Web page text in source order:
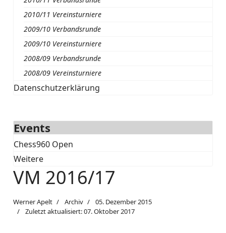
2010/11 Vereinsturniere
2009/10 Verbandsrunde
2009/10 Vereinsturniere
2008/09 Verbandsrunde
2008/09 Vereinsturniere
Datenschutzerklärung
Events
Chess960 Open
Weitere
VM 2016/17
Werner Apelt Archiv
05. Dezember 2015
Zuletzt aktualisiert: 07. Oktober 2017